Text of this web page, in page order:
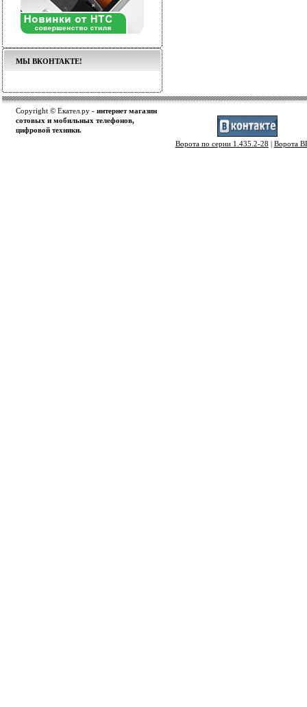
МЫ ВКОНТАКТЕ!
Copyright © Екател.ру - интернет магазин
сотовых и мобильных телефонов,
цифровой техники.
Ворота по серии 1.435.2-28 | Ворота